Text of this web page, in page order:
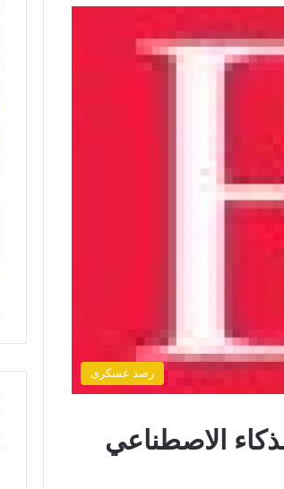
رصد عسكرى
الاصطناعي